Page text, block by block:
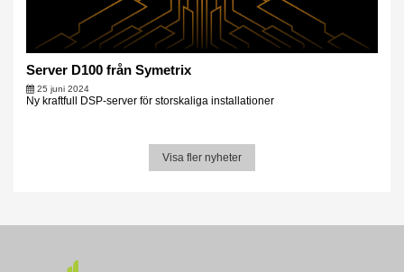
Server D100 från Symetrix
25 juni 2024
Ny kraftfull DSP-server för storskaliga installationer
Visa fler nyheter